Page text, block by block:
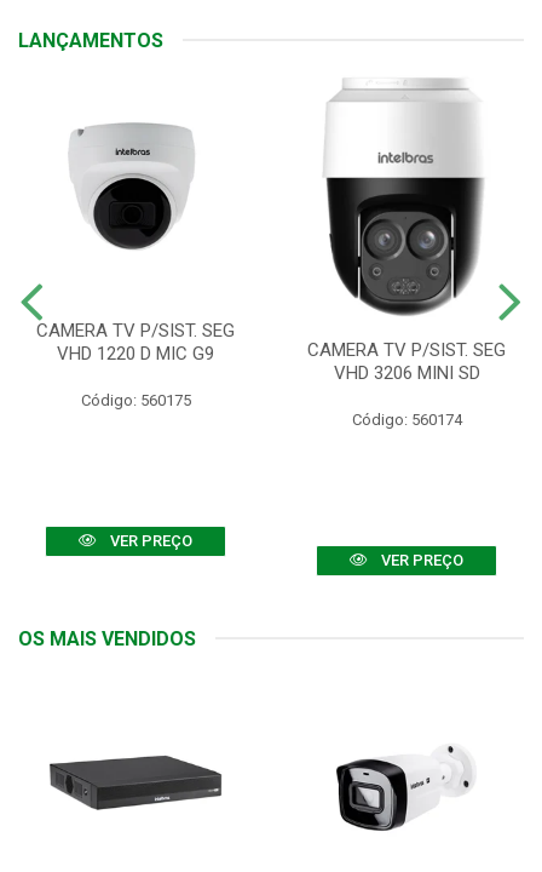
LANÇAMENTOS
CAMERA TV P/SIST. SEG
VHD 1220 D MIC G9
Código: 560175
VER PREÇO
CAMERA TV P/SIST. SEG
VHD 3206 MINI SD
Código: 560174
VER PREÇO
OS MAIS VENDIDOS